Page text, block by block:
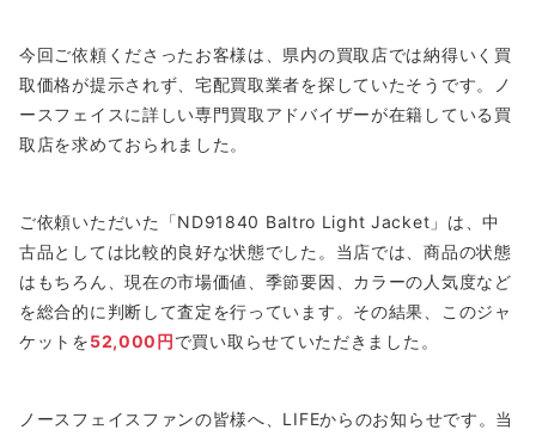
今回ご依頼くださったお客様は、県内の買取店では納得いく買
取価格が提示されず、宅配買取業者を探していたそうです。ノ
ースフェイスに詳しい専門買取アドバイザーが在籍している買
取店を求めておられました。
ご依頼いただいた「ND91840 Baltro Light Jacket」は、中
古品としては比較的良好な状態でした。当店では、商品の状態
はもちろん、現在の市場価値、季節要因、カラーの人気度など
を総合的に判断して査定を行っています。その結果、このジャ
ケットを52,000円で買い取らせていただきました。
ノースフェイスファンの皆様へ、LIFEからのお知らせです。当